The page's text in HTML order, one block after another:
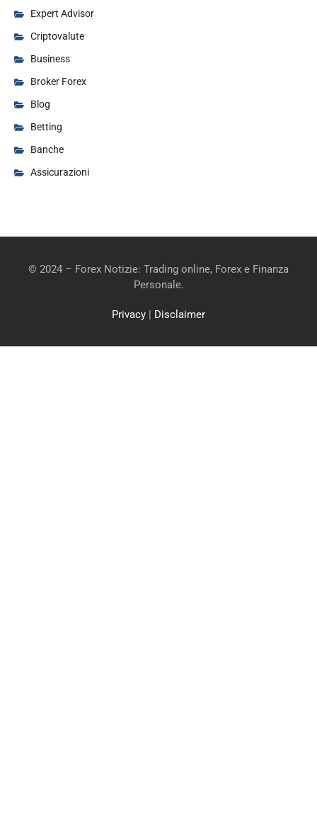
Expert Advisor
Criptovalute
Business
Broker Forex
Blog
Betting
Banche
Assicurazioni
© 2024 – Forex Notizie: Trading online, Forex e Finanza
Personale.
Privacy | Disclaimer